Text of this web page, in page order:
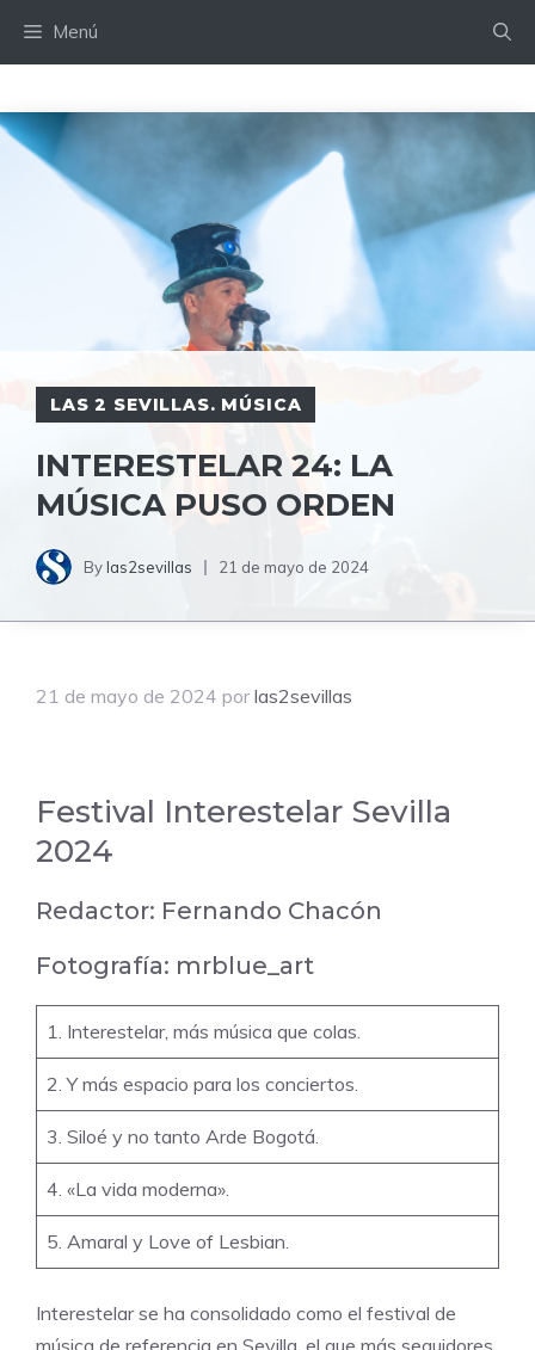
Menú
LAS 2 SEVILLAS. MÚSICA
INTERESTELAR 24: LA
MÚSICA PUSO ORDEN
Bylas2sevillas 21 de mayo de 2024
21 de mayo de 2024 por las2sevillas
Festival Interestelar Sevilla
2024
Redactor: Fernando Chacón
Fotografía: mrblue_art
1. Interestelar, más música que colas.
2. Y más espacio para los conciertos.
3. Siloé y no tanto Arde Bogotá.
4. «La vida moderna».
5. Amaral y Love of Lesbian.
Interestelarse ha consolidado como el festival de